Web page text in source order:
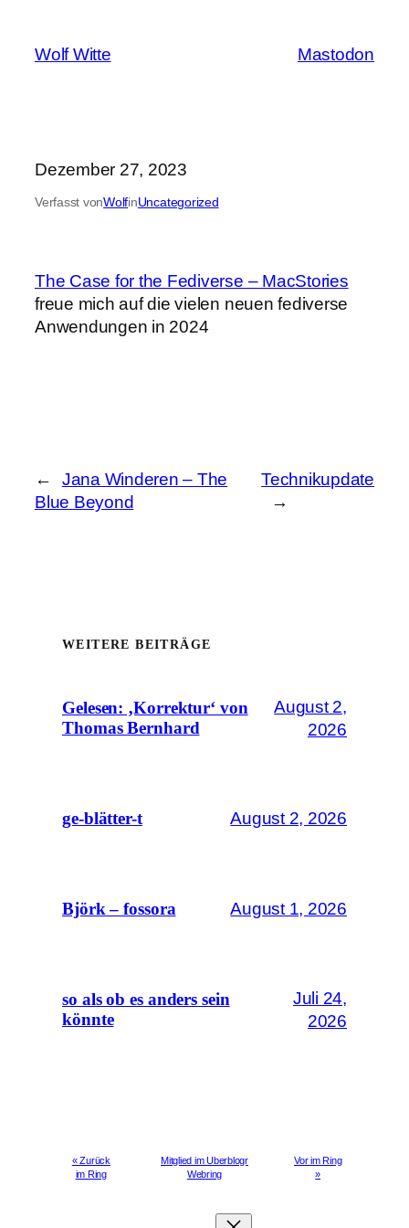
springen
Wolf Witte Mastodon
Dezember 27, 2023
Verfasst vonWolfinUncategorized
The Case for the Fediverse – MacStories
freue mich auf die vielen neuen fediverse
Anwendungen in 2024
←
Jana Winderen – The
Blue Beyond
Technikupdate
→
WEITERE BEITRÄGE
Gelesen: ‚Korrektur‘ von
Thomas Bernhard
August 2,
2026
ge-blätter-t August 2, 2026
Björk – fossora August 1, 2026
so als ob es anders sein
könnte
Juli 24,
2026
« Zurück
im Ring
Mitglied im Uberblogr
Webring
Vor im Ring
»